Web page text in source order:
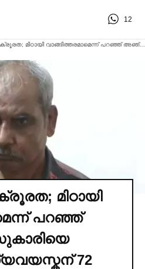
12
കുരുന്നിനോട് ക്രൂരത; മിഠായി വാങ്ങിത്തരമാമെന്ന് പറഞ്ഞ് അഞ്ചു വയസുകാരിയെ പീഡിപ്പിച്ചു, മധ്യവയസ്കന് 72 വ‍‍ര്‍ഷം തടവും പിഴയും
മിഠായി
പറഞ്ഞ്
72